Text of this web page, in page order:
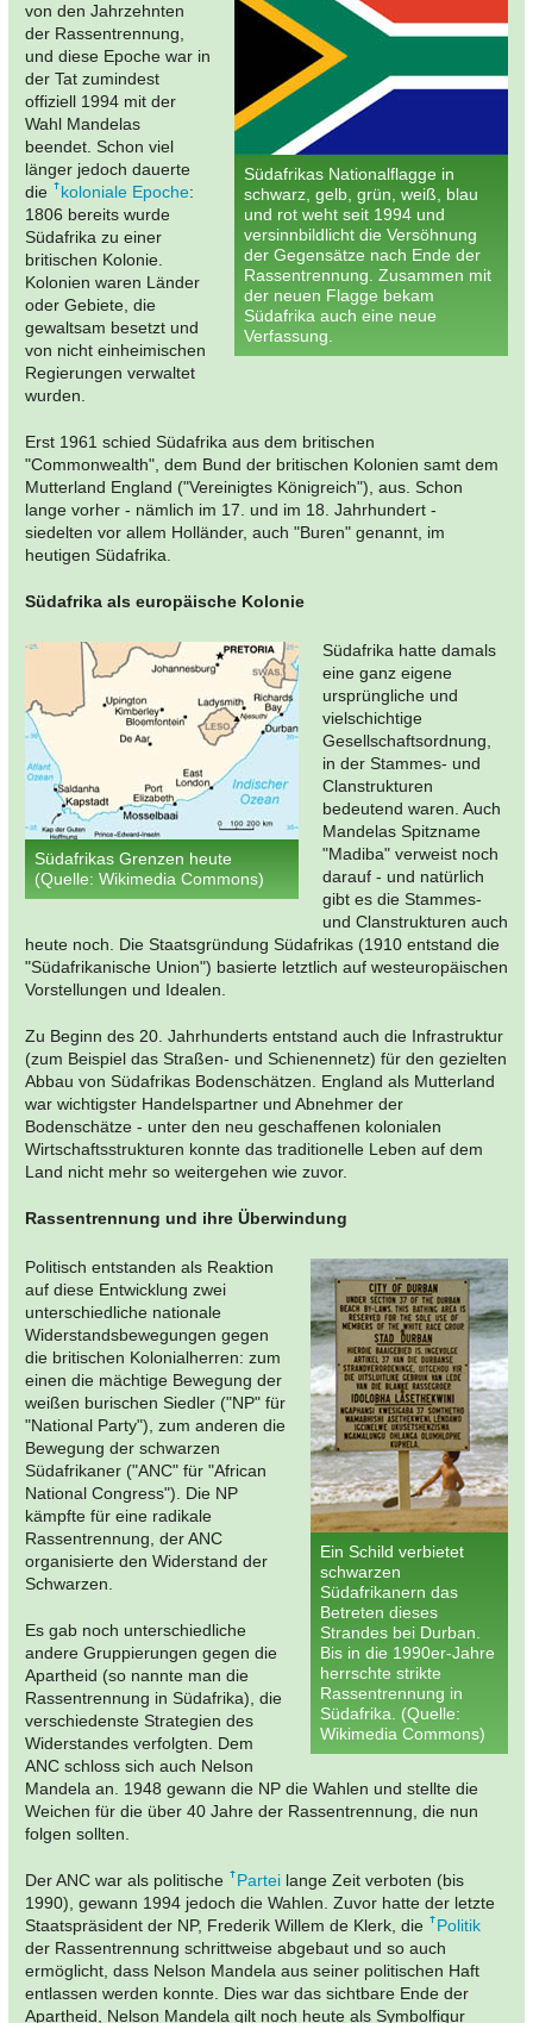
Südafrikas Nationalflagge in
schwarz, gelb, grün, weiß, blau
und rot weht seit 1994 und
versinnbildlicht die Versöhnung
der Gegensätze nach Ende der
Rassentrennung. Zusammen mit
der neuen Flagge bekam
Südafrika auch eine neue
Verfassung.
von den Jahrzehnten
der Rassentrennung,
und diese Epoche war in
der Tat zumindest
offiziell 1994 mit der
Wahl Mandelas
beendet. Schon viel
länger jedoch dauerte
die
koloniale Epoche:
1806 bereits wurde
Südafrika zu einer
britischen Kolonie.
Kolonien waren Länder
oder Gebiete, die
gewaltsam besetzt und
von nicht einheimischen
Regierungen verwaltet
wurden.
Erst 1961 schied Südafrika aus dem britischen
"Commonwealth", dem Bund der britischen Kolonien samt dem
Mutterland England ("Vereinigtes Königreich"), aus. Schon
lange vorher - nämlich im 17. und im 18. Jahrhundert -
siedelten vor allem Holländer, auch "Buren" genannt, im
heutigen Südafrika.
Südafrika als europäische Kolonie
Südafrikas Grenzen heute
(Quelle: Wikimedia Commons)
Südafrika hatte damals
eine ganz eigene
ursprüngliche und
vielschichtige
Gesellschaftsordnung,
in der Stammes- und
Clanstrukturen
bedeutend waren. Auch
Mandelas Spitzname
"Madiba" verweist noch
darauf - und natürlich
gibt es die Stammes-
und Clanstrukturen auch
heute noch. Die Staatsgründung Südafrikas (1910 entstand die
"Südafrikanische Union") basierte letztlich auf westeuropäischen
Vorstellungen und Idealen.
Zu Beginn des 20. Jahrhunderts entstand auch die Infrastruktur
(zum Beispiel das Straßen- und Schienennetz) für den gezielten
Abbau von Südafrikas Bodenschätzen. England als Mutterland
war wichtigster Handelspartner und Abnehmer der
Bodenschätze - unter den neu geschaffenen kolonialen
Wirtschaftsstrukturen konnte das traditionelle Leben auf dem
Land nicht mehr so weitergehen wie zuvor.
Rassentrennung und ihre Überwindung
Ein Schild verbietet
schwarzen
Südafrikanern das
Betreten dieses
Strandes bei Durban.
Bis in die 1990er-Jahre
herrschte strikte
Rassentrennung in
Südafrika. (Quelle:
Wikimedia Commons)
Politisch entstanden als Reaktion
auf diese Entwicklung zwei
unterschiedliche nationale
Widerstandsbewegungen gegen
die britischen Kolonialherren: zum
einen die mächtige Bewegung der
weißen burischen Siedler ("NP" für
"National Party"), zum anderen die
Bewegung der schwarzen
Südafrikaner ("ANC" für "African
National Congress"). Die NP
kämpfte für eine radikale
Rassentrennung, der ANC
organisierte den Widerstand der
Schwarzen.
Es gab noch unterschiedliche
andere Gruppierungen gegen die
Apartheid (so nannte man die
Rassentrennung in Südafrika), die
verschiedenste Strategien des
Widerstandes verfolgten. Dem
ANC schloss sich auch Nelson
Mandela an. 1948 gewann die NP die Wahlen und stellte die
Weichen für die über 40 Jahre der Rassentrennung, die nun
folgen sollten.
Der ANC war als politische Partei lange Zeit verboten (bis
1990), gewann 1994 jedoch die Wahlen. Zuvor hatte der letzte
Staatspräsident der NP, Frederik Willem de Klerk, die
Politik
der Rassentrennung schrittweise abgebaut und so auch
ermöglicht, dass Nelson Mandela aus seiner politischen Haft
entlassen werden konnte. Dies war das sichtbare Ende der
Apartheid, Nelson Mandela gilt noch heute als Symbolfigur